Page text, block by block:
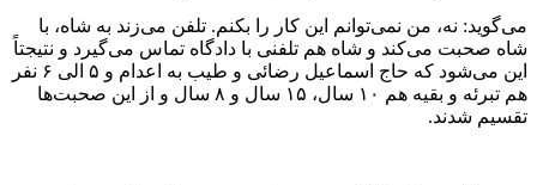
می‌گوید: نه، من نمی‌توانم این کار را بکنم. تلفن می‌زند به شاه، با
شاه صحبت می‌کند و شاه هم تلفنی با دادگاه تماس می‌گیرد و نتیجتاً
این می‌شود که حاج اسماعیل رضائی و طیب به اعدام و ۵ الی ۶ نفر
هم تبرئه و بقیه هم ۱۰ سال، ۱۵ سال و ۸ سال و از این صحبت‌ها
تقسیم شدند.